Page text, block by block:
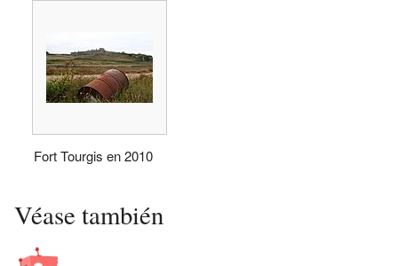
Fort Tourgis en 2010
Véase también